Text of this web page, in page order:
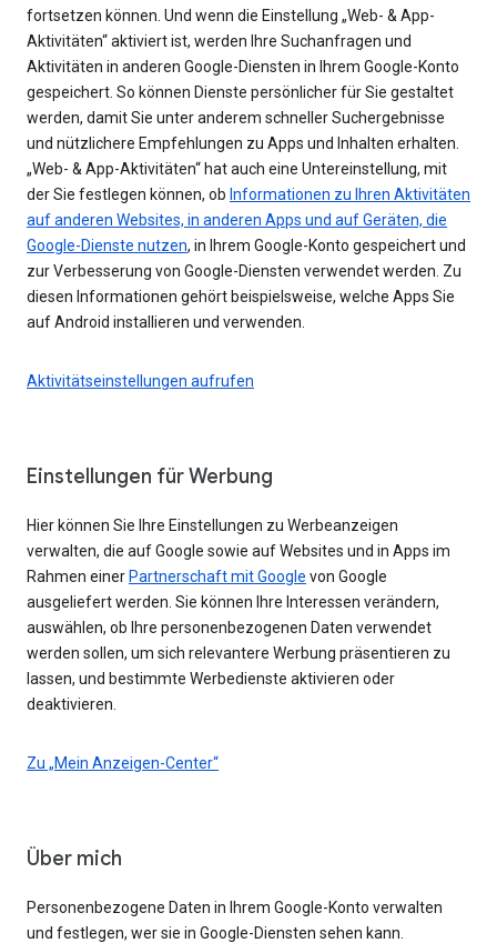
fortsetzen können. Und wenn die Einstellung „Web- & App-
Aktivitäten“ aktiviert ist, werden Ihre Suchanfragen und
Aktivitäten in anderen Google-Diensten in Ihrem Google-Konto
gespeichert. So können Dienste persönlicher für Sie gestaltet
werden, damit Sie unter anderem schneller Suchergebnisse
und nützlichere Empfehlungen zu Apps und Inhalten erhalten.
„Web- & App-Aktivitäten“ hat auch eine Untereinstellung, mit
der Sie festlegen können, ob Informationen zu Ihren Aktivitäten
auf anderen Websites, in anderen Apps und auf Geräten, die
Google-Dienste nutzen, in Ihrem Google-Konto gespeichert und
zur Verbesserung von Google-Diensten verwendet werden. Zu
diesen Informationen gehört beispielsweise, welche Apps Sie
auf Android installieren und verwenden.
Aktivitätseinstellungen aufrufen
Einstellungen für Werbung
Hier können Sie Ihre Einstellungen zu Werbeanzeigen
verwalten, die auf Google sowie auf Websites und in Apps im
Rahmen einer Partnerschaft mit Google von Google
ausgeliefert werden. Sie können Ihre Interessen verändern,
auswählen, ob Ihre personenbezogenen Daten verwendet
werden sollen, um sich relevantere Werbung präsentieren zu
lassen, und bestimmte Werbedienste aktivieren oder
deaktivieren.
Zu „Mein Anzeigen-Center“
Über mich
Personenbezogene Daten in Ihrem Google-Konto verwalten
und festlegen, wer sie in Google-Diensten sehen kann.